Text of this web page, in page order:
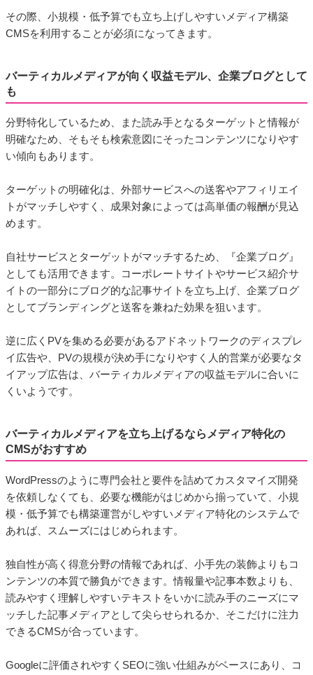
その際、小規模・低予算でも立ち上げしやすいメディア構築
CMSを利用することが必須になってきます。
バーティカルメディアが向く収益モデル、企業ブログとして
も
分野特化しているため、また読み手となるターゲットと情報が
明確なため、そもそも検索意図にそったコンテンツになりやす
い傾向もあります。
ターゲットの明確化は、外部サービスへの送客やアフィリエイ
トがマッチしやすく、成果対象によっては高単価の報酬が見込
めます。
自社サービスとターゲットがマッチするため、『企業ブログ』
としても活用できます。コーポレートサイトやサービス紹介サ
イトの一部分にブログ的な記事サイトを立ち上げ、企業ブログ
としてブランディングと送客を兼ねた効果を狙います。
逆に広くPVを集める必要があるアドネットワークのディスプレ
イ広告や、PVの規模が決め手になりやすく人的営業が必要なタ
イアップ広告は、バーティカルメディアの収益モデルに合いに
くいようです。
バーティカルメディアを立ち上げるならメディア特化の
CMSがおすすめ
WordPressのように専門会社と要件を詰めてカスタマイズ開発
を依頼しなくても、必要な機能がはじめから揃っていて、小規
模・低予算でも構築運営がしやすいメディア特化のシステムで
あれば、スムーズにはじめられます。
独自性が高く得意分野の情報であれば、小手先の装飾よりもコ
ンテンツの本質で勝負ができます。情報量や記事本数よりも、
読みやすく理解しやすいテキストをいかに読み手のニーズにマ
ッチした記事メディアとして尖らせられるか、そこだけに注力
できるCMSが合っています。
Googleに評価されやすくSEOに強い仕組みがベースにあり、コ